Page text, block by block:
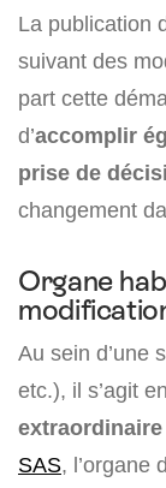
La publication
suivant des
part cette
d’accomplir
prise de
changement
Organe
Au sein d’une
etc.), il s’agit
SAS, l’organe